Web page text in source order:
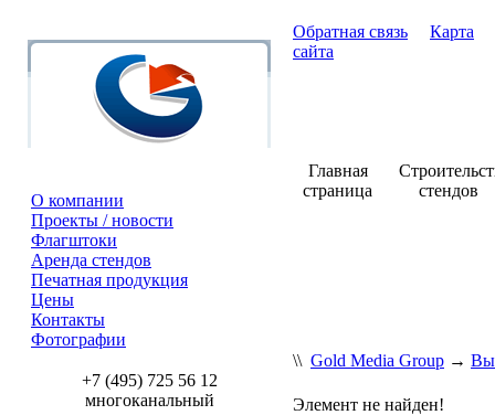
Главная
страница
стендов
О компании
Проекты / новости
Флагштоки
Аренда стендов
Печатная продукция
Цены
Контакты
Фотографии
+7 (495) 725 56 12
многоканальный
Обратная связь
Карта
сайта
\\ Gold Media Group →
Элемент не найден!